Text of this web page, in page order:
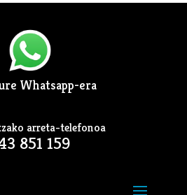
Whatsapp-era
arreta-telefonoa
851 159